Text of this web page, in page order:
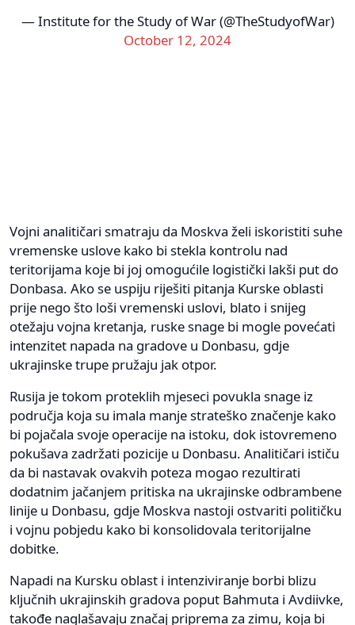
— Institute for the Study of War (@TheStudyofWar)
October 12, 2024
Vojni analitičari smatraju da Moskva želi iskoristiti suhe
vremenske uslove kako bi stekla kontrolu nad
teritorijama koje bi joj omogućile logistički lakši put do
Donbasa. Ako se uspiju riješiti pitanja Kurske oblasti
prije nego što loši vremenski uslovi, blato i snijeg
otežaju vojna kretanja, ruske snage bi mogle povećati
intenzitet napada na gradove u Donbasu, gdje
ukrajinske trupe pružaju jak otpor.
Rusija je tokom proteklih mjeseci povukla snage iz
područja koja su imala manje strateško značenje kako
bi pojačala svoje operacije na istoku, dok istovremeno
pokušava zadržati pozicije u Donbasu. Analitičari ističu
da bi nastavak ovakvih poteza mogao rezultirati
dodatnim jačanjem pritiska na ukrajinske odbrambene
linije u Donbasu, gdje Moskva nastoji ostvariti političku
i vojnu pobjedu kako bi konsolidovala teritorijalne
dobitke.
Napadi na Kursku oblast i intenziviranje borbi blizu
ključnih ukrajinskih gradova poput Bahmuta i Avdiivke,
takođe naglašavaju značaj priprema za zimu, koja bi